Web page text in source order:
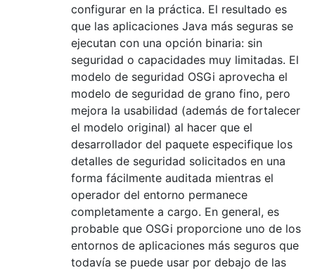
configurar en la práctica. El resultado es
que las aplicaciones Java más seguras se
ejecutan con una opción binaria: sin
seguridad o capacidades muy limitadas. El
modelo de seguridad OSGi aprovecha el
modelo de seguridad de grano fino, pero
mejora la usabilidad (además de fortalecer
el modelo original) al hacer que el
desarrollador del paquete especifique los
detalles de seguridad solicitados en una
forma fácilmente auditada mientras el
operador del entorno permanece
completamente a cargo. En general, es
probable que OSGi proporcione uno de los
entornos de aplicaciones más seguros que
todavía se puede usar por debajo de las